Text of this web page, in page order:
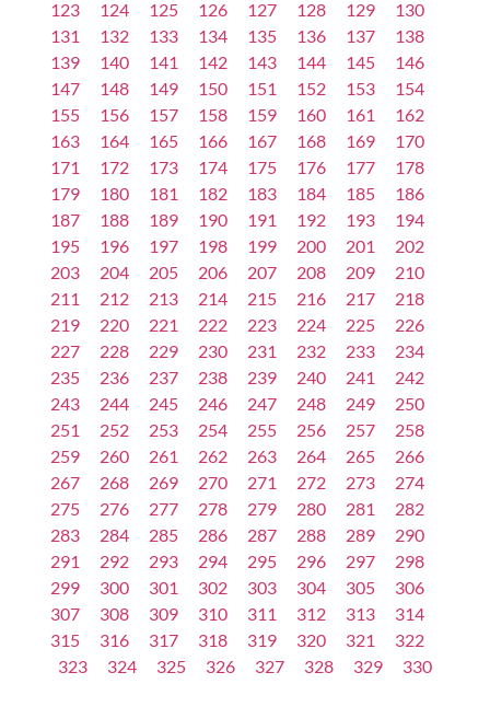
123
124 125 126 127 128 129
130
131
132 133 134 135 136 137
138
139
140 141 142 143 144 145
146
147
148 149 150 151 152 153
154
155
156 157 158 159 160 161
162
163
164 165 166 167 168 169
170
171
172 173 174 175 176 177
178
179
180 181 182 183 184 185
186
187
188 189 190 191 192 193
194
195
196 197 198 199 200 201
202
203
204 205 206 207 208 209
210
211
212 213 214 215 216 217
218
219
220 221 222 223 224 225
226
227
228 229 230 231 232 233
234
235
236 237 238 239 240 241
242
243
244 245 246 247 248 249
250
251
252 253 254 255 256 257
258
259
260 261 262 263 264 265
266
267
268 269 270 271 272 273
274
275
276 277 278 279 280 281
282
283
284 285 286 287 288 289
290
291
292 293 294 295 296 297
298
299
300 301 302 303 304 305
306
307
308 309 310 311 312 313
314
315
316 317 318 319 320 321
322
323
324 325 326 327 328 329 330